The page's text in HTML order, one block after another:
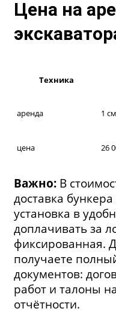
Цена на
Техника
аренда 1
цена 26
Важно: В
доставка
установка в
доплачивать за
фиксированная.
получаете
документов:
работ и талоны
отчётности.